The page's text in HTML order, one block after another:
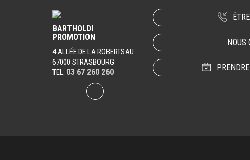
BARTHOLDI
PROMOTION
4 ALLÉE DE LA ROBERTSAU
67000 STRASBOURG
TEL. 03 67 260 260
NOUS